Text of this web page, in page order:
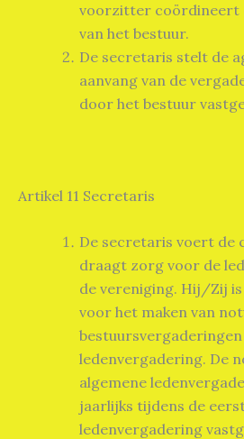
voorzitter coördineert
van het bestuur.
De secretaris stelt de
aanvang van de
door het bestuur
Artikel 11 Secretaris
De secretaris voert de
draagt zorg voor de
de vereniging. Hij/Zij
voor het maken van
ledenvergadering. De
algemene
jaarlijks tijdens de
ledenvergadering